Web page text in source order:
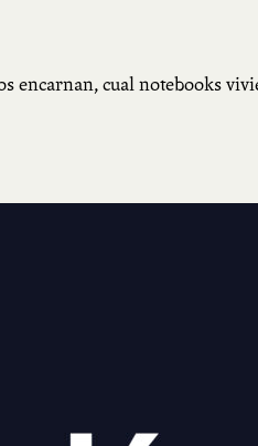
cual notebooks